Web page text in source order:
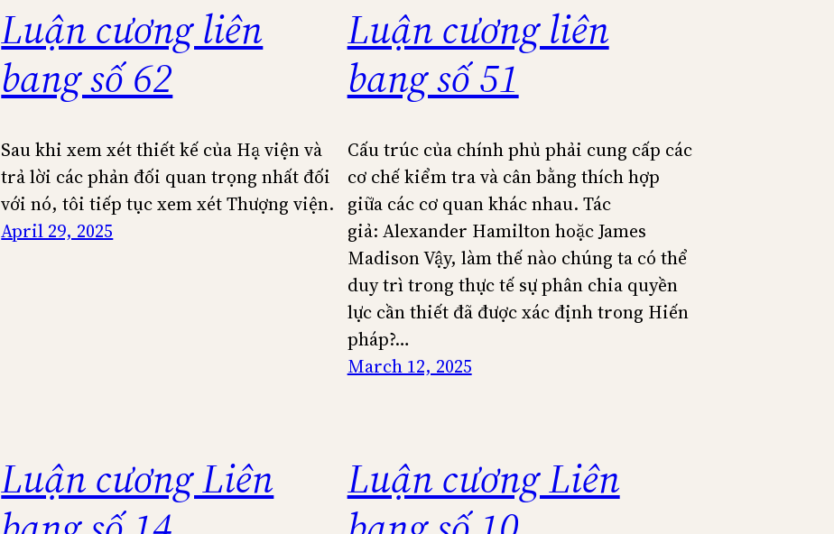
Luận cương liên
bang số 62
Sau khi xem xét thiết kế của Hạ viện và
trả lời các phản đối quan trọng nhất đối
với nó, tôi tiếp tục xem xét Thượng viện.
April 29, 2025
Luận cương liên
bang số 51
Cấu trúc của chính phủ phải cung cấp các
cơ chế kiểm tra và cân bằng thích hợp
giữa các cơ quan khác nhau. Tác
giả: Alexander Hamilton hoặc James
Madison Vậy, làm thế nào chúng ta có thể
duy trì trong thực tế sự phân chia quyền
lực cần thiết đã được xác định trong Hiến
pháp?…
March 12, 2025
Luận cương Liên
Luận cương Liên